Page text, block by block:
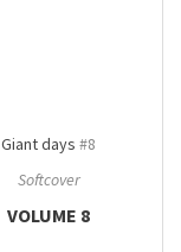
Giant days #8
Softcover
VOLUME 8